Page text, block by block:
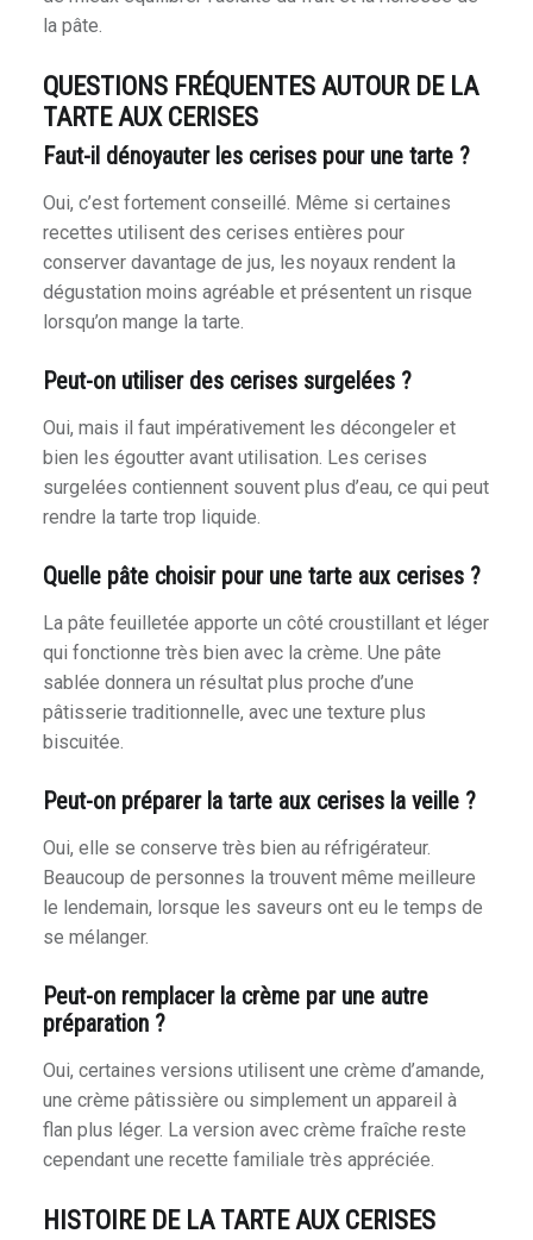
la pâte.
QUESTIONS FRÉQUENTES AUTOUR DE LA
TARTE AUX CERISES
Faut-il dénoyauter les cerises pour une tarte ?
Oui, c’est fortement conseillé. Même si certaines
recettes utilisent des cerises entières pour
conserver davantage de jus, les noyaux rendent la
dégustation moins agréable et présentent un risque
lorsqu’on mange la tarte.
Peut-on utiliser des cerises surgelées ?
Oui, mais il faut impérativement les décongeler et
bien les égoutter avant utilisation. Les cerises
surgelées contiennent souvent plus d’eau, ce qui peut
rendre la tarte trop liquide.
Quelle pâte choisir pour une tarte aux cerises ?
La pâte feuilletée apporte un côté croustillant et léger
qui fonctionne très bien avec la crème. Une pâte
sablée donnera un résultat plus proche d’une
pâtisserie traditionnelle, avec une texture plus
biscuitée.
Peut-on préparer la tarte aux cerises la veille ?
Oui, elle se conserve très bien au réfrigérateur.
Beaucoup de personnes la trouvent même meilleure
le lendemain, lorsque les saveurs ont eu le temps de
se mélanger.
Peut-on remplacer la crème par une autre
préparation ?
Oui, certaines versions utilisent une crème d’amande,
une crème pâtissière ou simplement un appareil à
flan plus léger. La version avec crème fraîche reste
cependant une recette familiale très appréciée.
HISTOIRE DE LA TARTE AUX CERISES